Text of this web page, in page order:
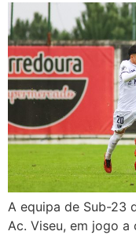
A equipa de Sub-23
Ac. Viseu, em jogo a